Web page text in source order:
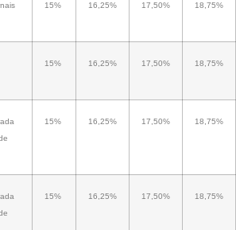
15% 16,25% 17,50% 18,75%
15% 16,25% 17,50% 18,75%
15% 16,25% 17,50% 18,75%
15% 16,25% 17,50% 18,75%